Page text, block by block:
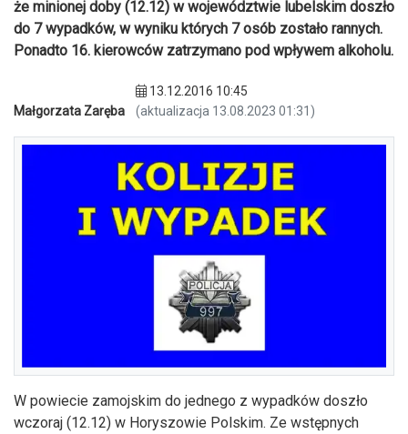
że minionej doby (12.12) w województwie lubelskim doszło
do 7 wypadków, w wyniku których 7 osób zostało rannych.
Ponadto 16. kierowców zatrzymano pod wpływem alkoholu.
Małgorzata Zaręba
13.12.2016 10:45
(aktualizacja 13.08.2023 01:31)
W powiecie zamojskim do jednego z wypadków doszło
wczoraj (12.12) w Horyszowie Polskim. Ze wstępnych